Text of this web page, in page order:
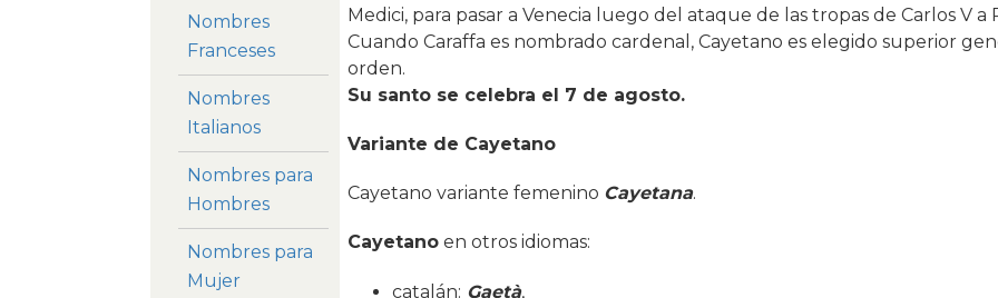
Medici, para pasar a Venecia luego del ataque de las tropas de Carlos V a
Cuando Caraffa es nombrado cardenal, Cayetano es elegido superior
orden.
Su santo se celebra el 7 de agosto.
Variante de Cayetano
Cayetano variante femenino Cayetana.
Cayetano en otros idiomas:
catalán: Gaetà,
Nombres
Franceses
Nombres
Italianos
Nombres para
Hombres
Nombres para
Mujer